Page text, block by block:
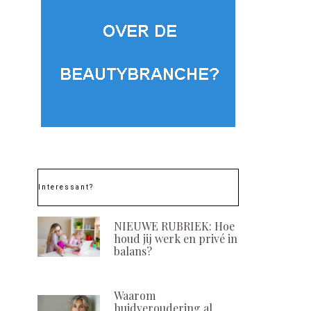
Interessant?
NIEUWE RUBRIEK: Hoe
houd jij werk en privé in
balans?
Waarom
huidveroudering al